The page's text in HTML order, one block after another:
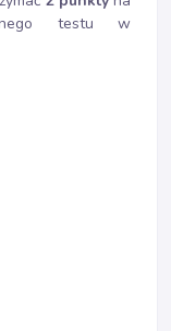
testu w